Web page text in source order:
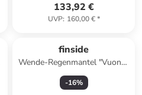
133,92 €
UVP: 160,00 €*
finside
Wende-Regenmantel "Vuono"
in Rosa
-16%